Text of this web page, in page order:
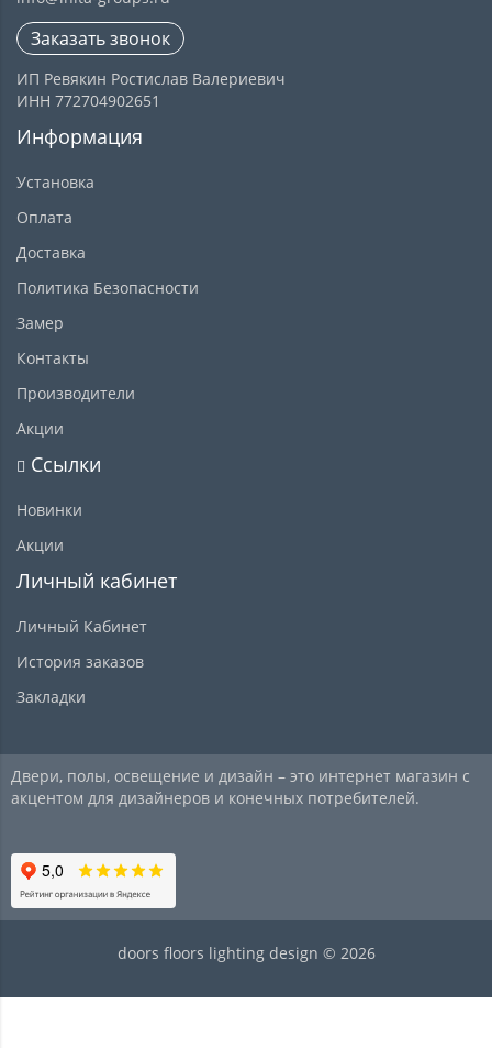
Заказать звонок
ИП Ревякин Ростислав Валериевич
ИНН 772704902651
Информация
Установка
Оплата
Доставка
Политика Безопасности
Замер
Контакты
Производители
Акции
Ссылки
Новинки
Акции
Личный кабинет
Личный Кабинет
История заказов
Закладки
Двери, полы, освещение и дизайн – это интернет магазин с
акцентом для дизайнеров и конечных потребителей.
doors floors lighting design © 2026